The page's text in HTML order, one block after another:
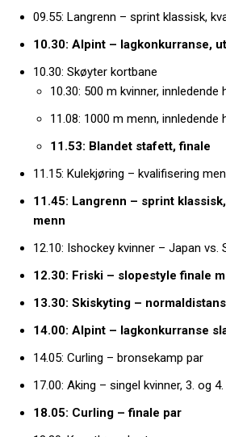
09.55: Langrenn – sprint klassisk,
10.30: Alpint – lagkonkurranse,
10.30: Skøyter kortbane
10.30: 500 m kvinner, innledende
11.08: 1000 m menn, innledende
11.53: Blandet stafett, finale
11.15: Kulekjøring – kvalifisering
11.45: Langrenn – sprint
menn
12.10: Ishockey kvinner – Japan vs.
12.30: Friski – slopestyle finale
13.30: Skiskyting –
14.00: Alpint – lagkonkurranse
14.05: Curling – bronsekamp par
17.00: Aking – singel kvinner, 3. og
18.05: Curling – finale par